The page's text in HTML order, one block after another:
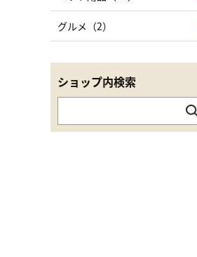
グルメ（2）
ショップ内検索